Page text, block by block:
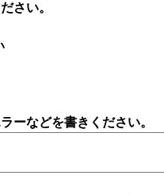
さい。
ーなどを書きください。